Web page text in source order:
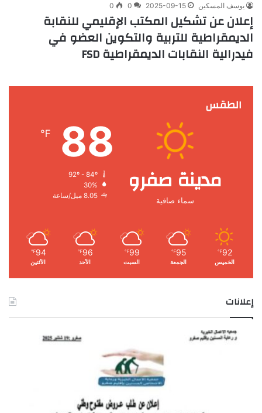
يوسف المسكين 2025-09-15
0
0
إعلان عن تشكيل المكتب الإقليمي للنقابة
الديمقراطية للتربية والتكوين العضو في
فيدرالية النقابات الديمقراطية FSD
الطقس
مدينة صفرو
سماء صافية
88
℉
30%
8.05 ميل/ساعة
92
℉
الخميس
95
℉
الجمعة
99
℉
السبت
96
℉
الأحد
94
℉
الأثنين
إعلانات